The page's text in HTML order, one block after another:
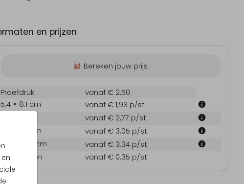
Geboortekaartje
en prijzen
Bereken jouw prijs
Proefdruk
vanaf € 2,50
5.4 × 8.1 cm
vanaf € 1,93 p/st
vanaf € 2,77 p/st
11.4 × 17.1 cm
vanaf € 3,05 p/st
14.4 × 21.6 cm
vanaf € 3,34 p/st
Enveloppen
vanaf € 0,35 p/st